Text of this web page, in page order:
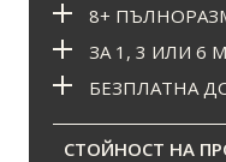
8+
ЗА 1, 3 ИЛИ 6
БЕЗПЛАТНА
СТОЙНОСТ НА